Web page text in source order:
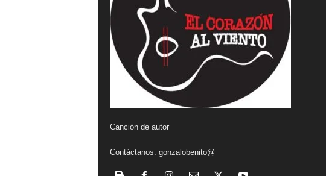
n
t
Canción de autor
Contáctanos: gonzalobenito@